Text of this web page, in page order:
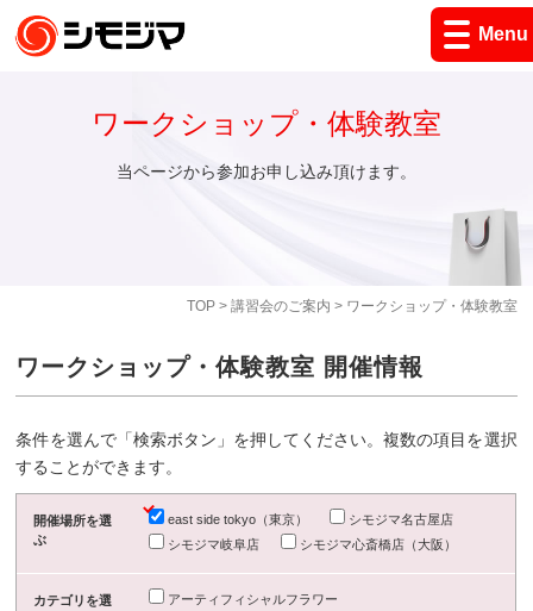
Menu
TOP> 講習会のご案内 > ワークショップ・体験教室
ワークショップ・体験教室
当ページから参加お申し込み頂けます。
ワークショップ・体験教室 開催情報
条件を選んで「検索ボタン」を押してください。複数の項目を選択
することができます。
開催場所を選
ぶ
east side tokyo（東京）
シモジマ名古屋店
シモジマ岐阜店
シモジマ心斎橋店（大阪）
カテゴリを選
アーティフィシャルフラワー